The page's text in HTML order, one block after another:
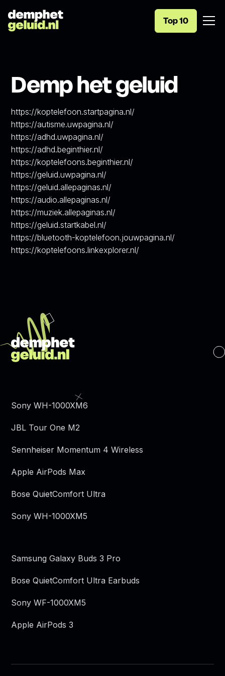
Top 10
Demp het geluid
https://koptelefoon.startpagina.nl/
https://autisme.uwpagina.nl/
https://adhd.uwpagina.nl/
https://adhd.beginthier.nl/
https://koptelefoons.beginthier.nl/
https://geluid.uwpagina.nl/
https://geluid.allepaginas.nl/
https://audio.allepaginas.nl/
https://muziek.allepaginas.nl/
https://geluid.startkabel.nl/
https://bluetooth-koptelefoon.jouwpagina.nl/
https://koptelefoons.linkexplorer.nl/
Sony WH-1000XM6
JBL Tour One M2
Sennheiser Momentum 4 Wireless
Apple AirPods Max
Bose QuietComfort Ultra
Sony WH-1000XM5
Samsung Galaxy Buds 3 Pro
Bose QuietComfort Ultra Earbuds
Sony WF-1000XM5
Apple AirPods 3